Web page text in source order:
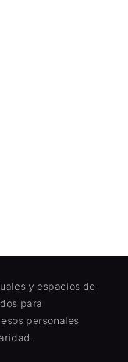
y espacios de
para
personales